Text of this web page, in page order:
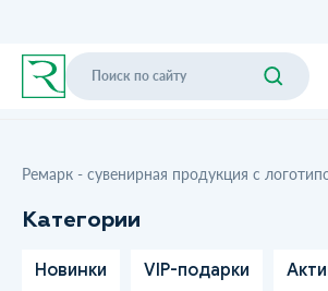
Ремарк - сувенирная продукция с
Категории
Новинки VIP-подарки